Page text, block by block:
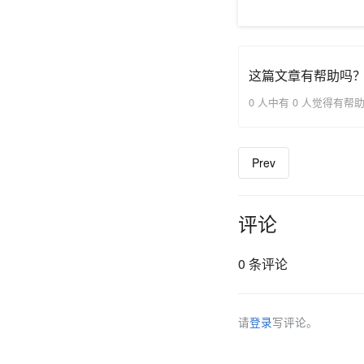
这篇文章有帮助吗
0 人中有 0 人觉得有帮助
Prev
评论
0 条评论
请登录写评论。